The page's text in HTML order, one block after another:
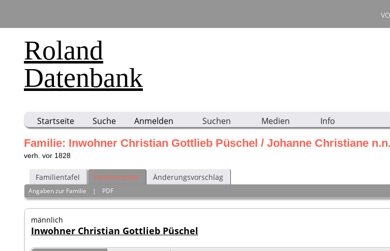
Roland
Datenbank
Startseite Suche Anmelden Suchen Medien Info
Familie: Inwohner Christian Gottlieb Püschel / Johanne Christiane
verh. vor 1828
Familientafel Familienblatt Änderungsvorschlag
Angaben zur Familie | PDF
männlich
Inwohner Christian Gottlieb Püschel